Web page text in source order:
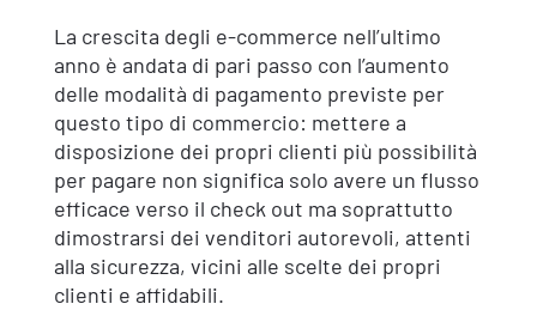
La crescita degli e-commerce nell’ultimo
anno è andata di pari passo con l’aumento
delle modalità di pagamento previste per
questo tipo di commercio: mettere a
disposizione dei propri clienti più possibilità
per pagare non significa solo avere un flusso
efficace verso il check out ma soprattutto
dimostrarsi dei venditori autorevoli, attenti
alla sicurezza, vicini alle scelte dei propri
clienti e affidabili.